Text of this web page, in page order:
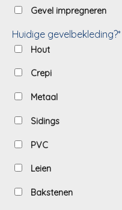
Gevel impregneren
Huidige gevelbekleding?*
Hout
Crepi
Metaal
Sidings
PVC
Leien
Bakstenen